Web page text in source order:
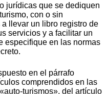
jurídicas que se dediquen
con o sin
llevar un libro registro de
servicios y a facilitar un
especifique en las normas
en el párrafo
comprendidos en las
turismos», del artículo